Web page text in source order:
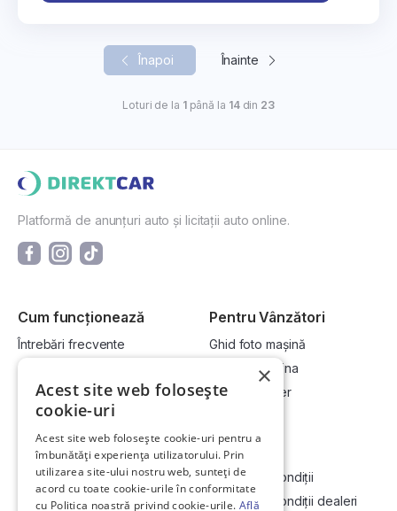
Înapoi Înainte
Loturi de la 1până la 14din 23
Platformă de anunțuri auto și licitații auto online.
Cum funcționează
Întrebări frecvente
Cum vând la licitație?
Pentru Vânzători
Ghid foto mașină
Vinde-ți mașina
Devino dealer
Link-uri utile
Informații utile vizionare
Contact
Compania
Termeni și condiții
Termeni și condiții dealeri
×
Acest site web folosește
cookie-uri
Acest site web folosește cookie-uri pentru a
îmbunătăți experiența utilizatorului. Prin
utilizarea site-ului nostru web, sunteți de
acord cu toate cookie-urile în conformitate
cu Politica noastră privind cookie-urile. Află